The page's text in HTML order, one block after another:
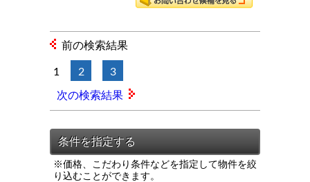
前の検索結果
1 2 3
次の検索結果
※価格、こだわり条件などを指定して物件を絞
り込むことができます。